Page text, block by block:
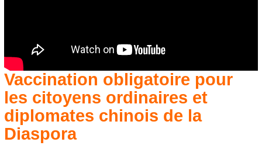
Vaccination obligatoire pour
les citoyens ordinaires et
diplomates chinois de la
Diaspora